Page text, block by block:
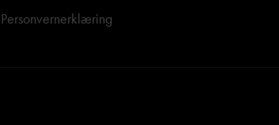
Personvernerklæring